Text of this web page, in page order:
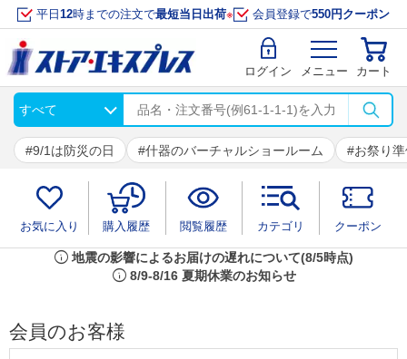
平日 12時までの注文で最短当日出荷※ 会員登録で550円クーポン
ログイン メニュー カート
9/1は防災の日 什器のバーチャルショールーム お祭り
お気に入り 購入履歴 閲覧履歴 カテゴリ クーポン
info 地震の影響によるお届けの遅れについて(8/5時点)
info 8/9-8/16 夏期休業のお知らせ
会員のお客様